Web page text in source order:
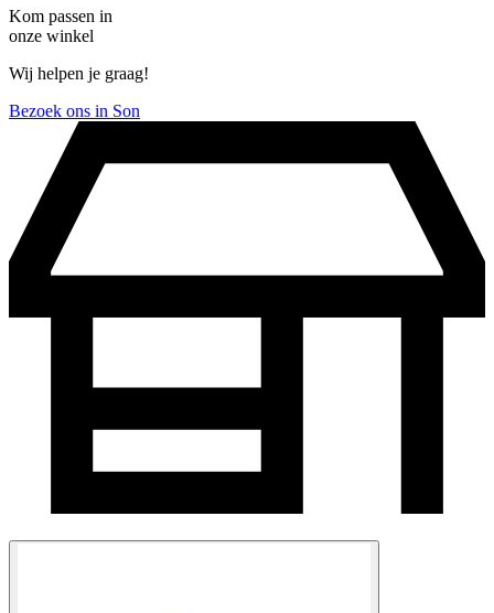
Kom passen in
onze winkel
Wij helpen je graag!
Bezoek ons in Son